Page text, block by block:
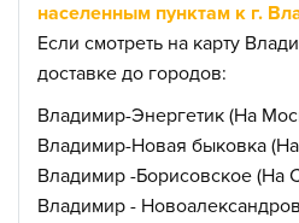
населенным пунктам к г.
Если смотреть на карту
доставке до городов:
Владимир-Энергетик (На
Владимир-Новая быковка
Владимир -Борисовское (На
Владимир -